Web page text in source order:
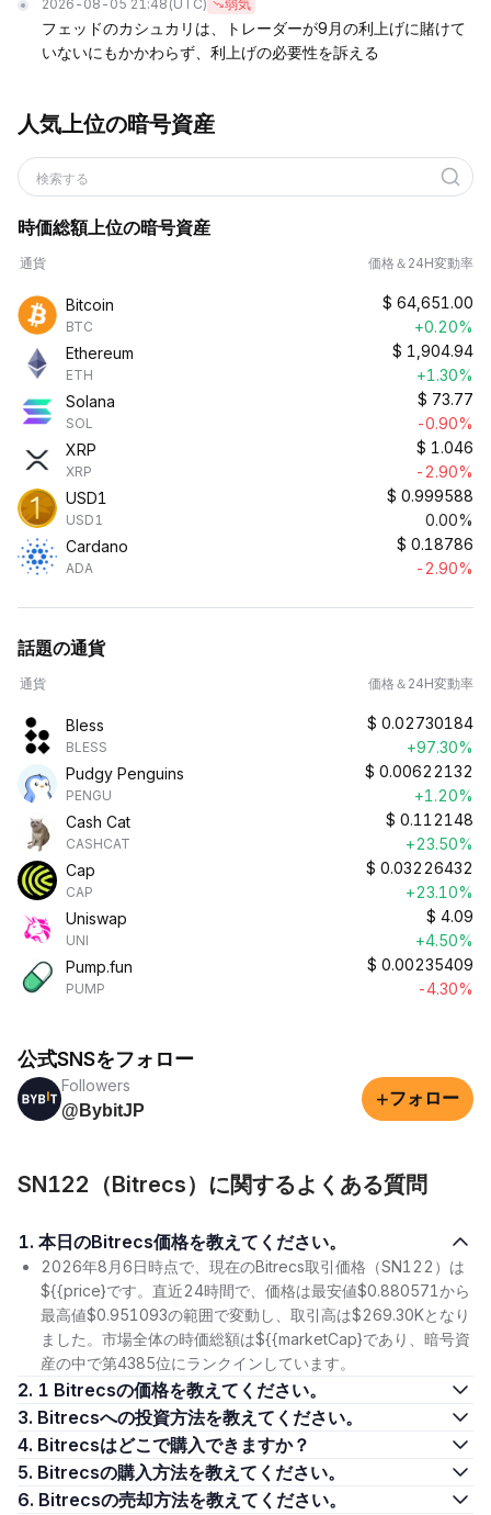
2026-08-05 21:48 (UTC) 弱気
フェッドのカシュカリは、トレーダーが9月の利上げに賭けて
いないにもかかわらず、利上げの必要性を訴える
人気上位の暗号資産
検索する
時価総額上位の暗号資産
通貨 価格＆24H変動率
Bitcoin
BTC
$ 64,651.00
+0.20%
Ethereum
ETH
$ 1,904.94
+1.30%
Solana
SOL
$ 73.77
-0.90%
XRP
XRP
$ 1.046
-2.90%
USD1
USD1
$ 0.999588
0.00%
Cardano
ADA
$ 0.18786
-2.90%
話題の通貨
通貨 価格＆24H変動率
Bless
BLESS
$ 0.02730184
+97.30%
Pudgy Penguins
PENGU
$ 0.00622132
+1.20%
Cash Cat
CASHCAT
$ 0.112148
+23.50%
Cap
CAP
$ 0.03226432
+23.10%
Uniswap
UNI
$ 4.09
+4.50%
Pump.fun
PUMP
$ 0.00235409
-4.30%
公式SNSをフォロー
Followers
@BybitJP
+フォロー
SN122（Bitrecs）に関するよくある質問
1. 本日のBitrecs価格を教えてください。
2026年8月6日時点で、現在のBitrecs取引価格（SN122）は
${{price}です。直近24時間で、価格は最安値$0.880571から
最高値$0.951093の範囲で変動し、取引高は$269.30Kとなり
ました。市場全体の時価総額は${{marketCap}であり、暗号資
産の中で第4385位にランクインしています。
2. 1 Bitrecsの価格を教えてください。
3. Bitrecsへの投資方法を教えてください。
4. Bitrecsはどこで購入できますか？
5. Bitrecsの購入方法を教えてください。
6. Bitrecsの売却方法を教えてください。